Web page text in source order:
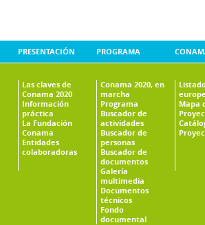
PRESENTACIÓN
Las claves de
Conama 2020
Información
práctica
La Fundación
Conama
Entidades
colaboradoras
PROGRAMA
Conama 2020, en
marcha
Programa
Buscador de
actividades
Buscador de
personas
Buscador de
documentos
Galería
multimedia
Documentos
técnicos
Fondo
documental
Mapa